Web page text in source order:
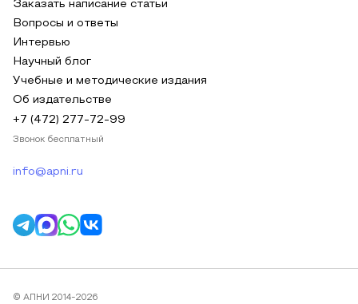
Заказать написание статьи
Вопросы и ответы
Интервью
Научный блог
Учебные и методические издания
Об издательстве
+7 (472) 277-72-99
Звонок бесплатный
info@apni.ru
© АПНИ 2014-2026